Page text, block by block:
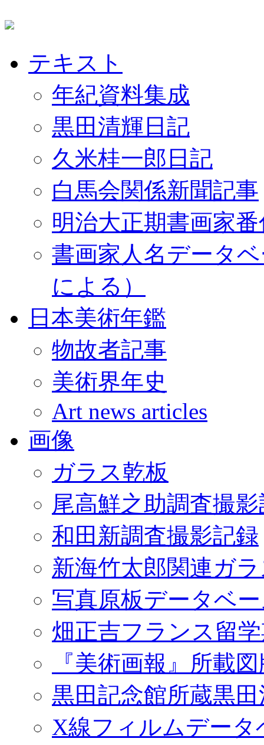
テキスト
年紀資料集成
黒田清輝日記
久米桂一郎日記
白馬会関係新聞記事
明治大正期書画家
書画家人名データ
による）
日本美術年鑑
物故者記事
美術界年史
Art news articles
画像
ガラス乾板
尾高鮮之助調査撮
和田新調査撮影記録
新海竹太郎関連ガ
写真原板データベ
畑正吉フランス留
『美術画報』所載
黒田記念館所蔵黒
X線フィルムデータ